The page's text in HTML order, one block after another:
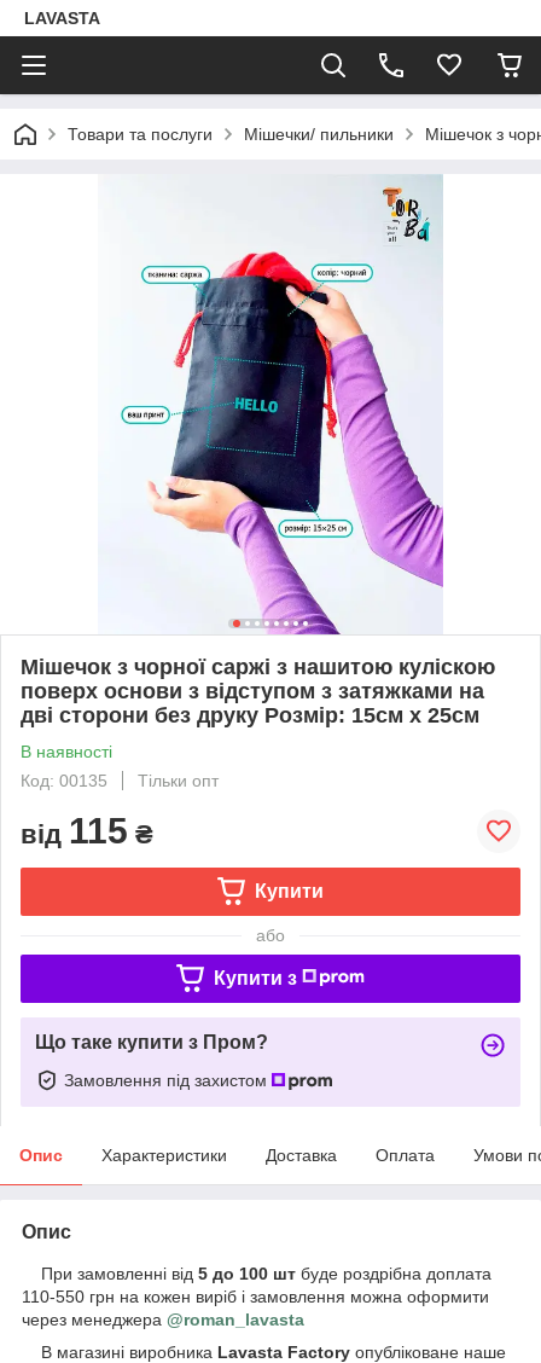
LAVASTA
Товари та послуги Мішечки/ пильники Мішечок з
Мішечок з чорної саржі з нашитою куліскою
поверх основи з відступом з затяжками на
дві сторони без друку Розмір: 15cм х 25см
В наявності
Код: 00135
Тільки опт
від 115 ₴
Купити
або
Купити з
Що таке купити з Пром?
Замовлення під захистом
Опис Характеристики Доставка Оплата Умови
Опис
При замовленні від 5 до 100 шт буде роздрібна доплата
110-550 грн на кожен виріб і замовлення можна оформити
через менеджера @roman_lavasta
В магазині виробника Lavasta Factory опубліковане наше